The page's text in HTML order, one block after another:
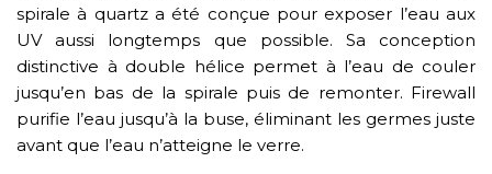
spirale à quartz a été conçue pour exposer l’eau aux
UV aussi longtemps que possible. Sa conception
distinctive à double hélice permet à l’eau de couler
jusqu’en bas de la spirale puis de remonter. Firewall
purifie l’eau jusqu’à la buse, éliminant les germes juste
avant que l’eau n’atteigne le verre.